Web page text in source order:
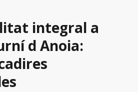
integral a
d Anoia: